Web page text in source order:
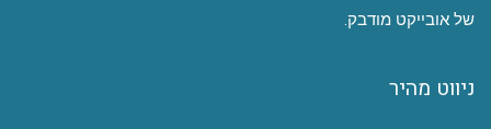
של אובייקט מודבק.
ניווט מהיר